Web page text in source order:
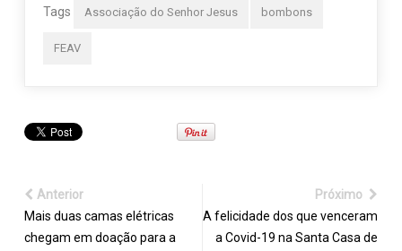
Tags Associação do Senhor Jesus bombons
FEAV
Anterior
Mais duas camas elétricas
chegam em doação para a
Próximo
A felicidade dos que venceram
a Covid-19 na Santa Casa de